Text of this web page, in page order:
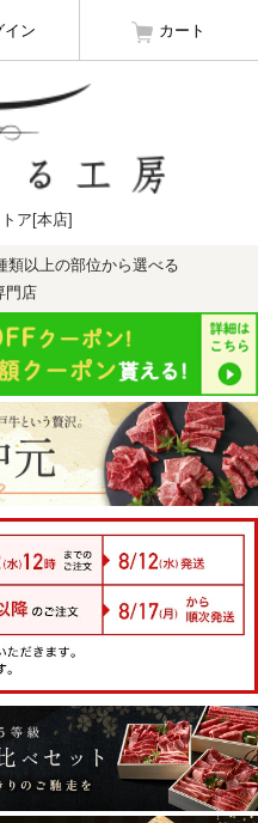
イン カート
ア[本店]
類以上の部位から選べる
門店